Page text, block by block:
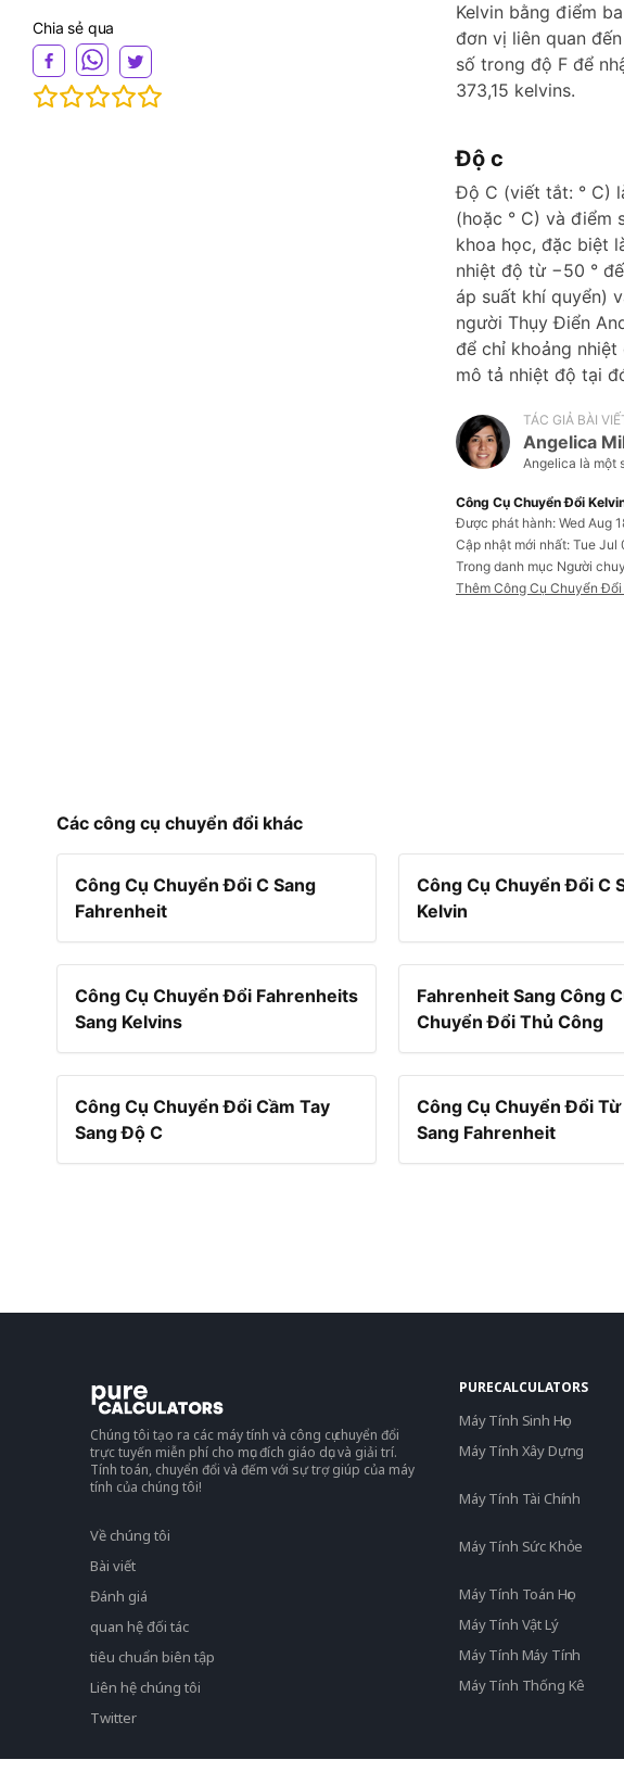
Chia sẻ qua
Kelvin bằng điểm
đơn vị liên quan
số trong độ F để
373,15 kelvins.
Độ c
Độ C (viết tắt: ° C)
(hoặc ° C) và điểm
khoa học, đặc biệt
nhiệt độ từ −50 °
áp suất khí quyển)
người Thụy Điển
để chỉ khoảng
mô tả nhiệt độ tại
TÁC GIẢ BÀI
Angelica
Angelica là một
Công Cụ Chuyển Đổi
Được phát hành: Wed Aug
Cập nhật mới nhất: Tue Jul
Trong danh mục Người
Thêm Công Cụ Chuyển
Các công cụ chuyển đổi khác
Công Cụ Chuyển Đổi C Sang
Fahrenheit
Công Cụ Chuyển Đổi C
Kelvin
Công Cụ Chuyển Đổi Fahrenheits
Sang Kelvins
Fahrenheit Sang Công
Chuyển Đổi Thủ Công
Công Cụ Chuyển Đổi Cầm Tay
Sang Độ C
Công Cụ Chuyển Đổi Từ
Sang Fahrenheit
Chúng tôi tạo ra các máy tính và công cụ chuyển đổi
trực tuyến miễn phí cho mục đích giáo dục và giải trí.
Tính toán, chuyển đổi và đếm với sự trợ giúp của máy
tính của chúng tôi!
Về chúng tôi
Bài viết
Đánh giá
quan hệ đối tác
tiêu chuẩn biên tập
Liên hệ chúng tôi
Twitter
PURECALCULATORS
Máy Tính Sinh Học
Máy Tính Xây Dựng
Máy Tính Tài Chính
Máy Tính Sức Khỏe
Máy Tính Toán Học
Máy Tính Vật Lý
Máy Tính Máy Tính
Máy Tính Thống Kê